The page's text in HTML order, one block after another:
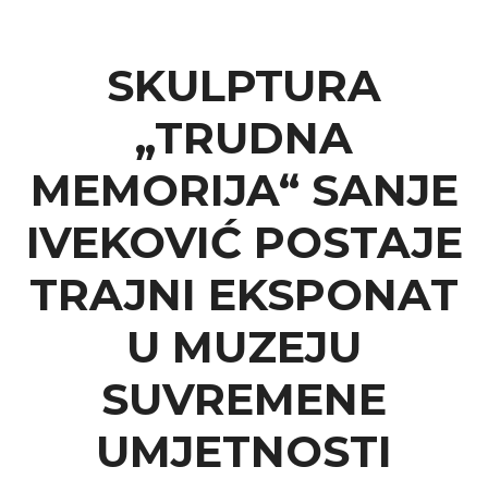
SUVREMENE
UMJETNOSTI
skulptura „trudna memorija“ sanje
iveković postaje ...
SKULPTURA
„TRUDNA
MEMORIJA“ SANJE
IVEKOVIĆ POSTAJE
TRAJNI EKSPONAT
U MUZEJU
SUVREMENE
UMJETNOSTI